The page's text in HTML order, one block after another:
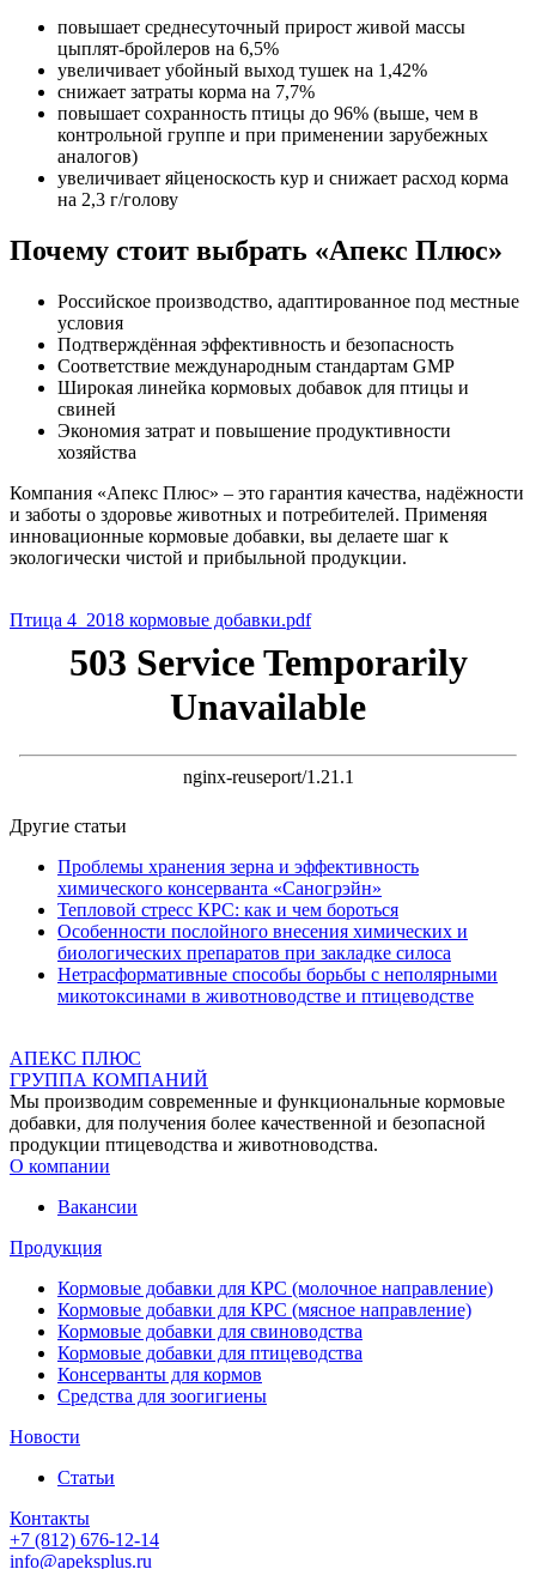
повышает среднесуточный прирост живой массы
цыплят-бройлеров на 6,5%
увеличивает убойный выход тушек на 1,42%
снижает затраты корма на 7,7%
повышает сохранность птицы до 96% (выше, чем в
контрольной группе и при применении зарубежных
аналогов)
увеличивает яйценоскость кур и снижает расход корма
на 2,3 г/голову
Почему стоит выбрать «Апекс Плюс»
Российское производство, адаптированное под местные
условия
Подтверждённая эффективность и безопасность
Соответствие международным стандартам GMP
Широкая линейка кормовых добавок для птицы и
свиней
Экономия затрат и повышение продуктивности
хозяйства
Компания «Апекс Плюс» – это гарантия качества, надёжности
и заботы о здоровье животных и потребителей. Применяя
инновационные кормовые добавки, вы делаете шаг к
экологически чистой и прибыльной продукции.
Птица 4_2018 кормовые добавки.pdf
Другие статьи
Проблемы хранения зерна и эффективность
химического консерванта «Саногрэйн»
Тепловой стресс КРС: как и чем бороться
Особенности послойного внесения химических и
биологических препаратов при закладке силоса
Нетрасформативные способы борьбы с неполярными
микотоксинами в животноводстве и птицеводстве
АПЕКС ПЛЮС
ГРУППА КОМПАНИЙ
Мы производим современные и функциональные кормовые
добавки, для получения более качественной и безопасной
продукции птицеводства и животноводства.
О компании
Вакансии
Продукция
Кормовые добавки для КРС (молочное направление)
Кормовые добавки для КРС (мясное направление)
Кормовые добавки для свиноводства
Кормовые добавки для птицеводства
Консерванты для кормов
Средства для зоогигиены
Новости
Статьи
Контакты
+7 (812) 676-12-14
info@apeksplus.ru